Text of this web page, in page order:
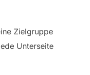
Zielgruppe
Unterseite